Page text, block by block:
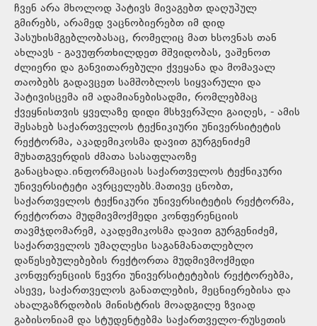
ჩვენ არა მხოლოდ პატივს მივაგებთ დაღუპულ
გმირებს, არამედ ვაცნობიერებთ იმ დიდ
პასუხისმგებლობასაც, რომელიც მათ ხსოვნას თან
ახლავს - გავუფრთხილდეთ მშვიდობას, ვაშენოთ
ძლიერი და განვითარებული ქვეყანა და მომავალ
თაობებს გადავცეთ სამშობლოს სიყვარული და
პატივისცემა იმ ადამიანებისადმი, რომლებმაც
ქვეყნისთვის ყველაზე დიდი მსხვერპლი გაიღეს, - ამის
შესახებ საქართველოს ტექნიკიური უნივერსიტეტის
რექტორმა, აკადემიკოსმა დავით გურგენიძემ
მუხათგვერდის ძმათა სასაფლაოზე
განაცხადა.ინფორმაციას საქართველოს ტექნიკური
უნივერსიტეტი ავრცელებს.მათივე ცნობთ,
საქართველოს ტექნიკური უნივერსიტეტის რექტორმა,
რექტორთა მუდმივმოქმედი კონფერენციის
თავმჯდომარემ, აკადემიკოსმა დავით გურგენიძემ,
საქართველოს უმაღლესი საგანმანათლებლო
დაწესებულებების რექტორთა მუდმივმოქმედი
კონფერენციის წევრი უნივერსიტეტების რექტორებმა,
ასევე, საქართველოს განათლების, მეცნიერებისა და
ახალგაზრდობის მინისტრის მოადგილე ზვიად
გაბისონიამ და სტუდენტებმა საქართველო-რუსეთის